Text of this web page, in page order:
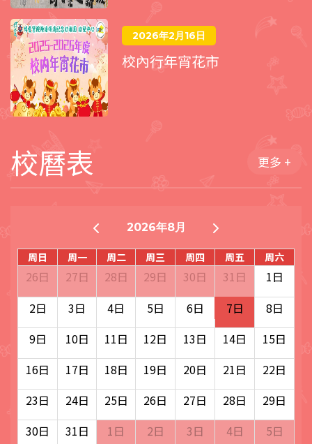
2026年2月16日
校內行年宵花市
校曆表 更多 +
2026年8月
周日 周一 周二 周三 周四 周五 周六
26日 27日 28日 29日 30日 31日
1日
2日
3日 4日 5日 6日 7日
8日
9日
10日 11日 12日 13日 14日
15日
16日
17日 18日 19日 20日 21日
22日
23日
24日 25日 26日 27日 28日
29日
30日
31日 1日 2日 3日 4日 5日